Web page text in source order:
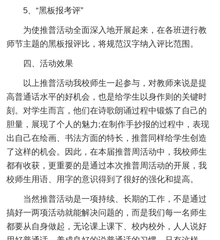
5、“黑板报考评”
为使推普活动全面深入地开展起来，在各班进行教
师节主题的黑板报评比，将规范汉字纳入评比范围。
四、活动效果
以上推普活动我校师生一起参与，对教师来说是提
高普通话水平的好机会，也是给学生以身作则的关键时
刻。对学生而言，他们在诗歌朗诵过程中锻炼了自己的
胆量，展现了个人的魅力;在制作手抄报的过程中，表现
出自己在绘画、书法方面的特长，推普同样给学生创造
了这样的机会。因此，在本届推普周活动中，我校师生
都有收获，更重要的是通过本次推普周活动的开展，我
校师生用语、用字的意识得到了很好的强化和提高。
当然推普活动是一项持续、长期的工作，不是通过
搞好一两项活动就能解决问题的，而是我们每一名师生
都要从自身做起，无论课上课下、校内校外，人人说好